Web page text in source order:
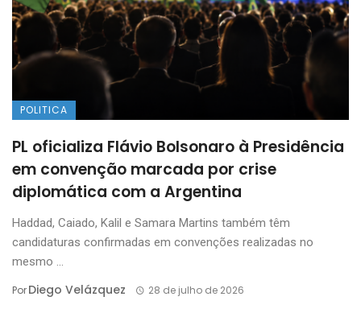
POLITICA
PL oficializa Flávio Bolsonaro à Presidência
em convenção marcada por crise
diplomática com a Argentina
Haddad, Caiado, Kalil e Samara Martins também têm
candidaturas confirmadas em convenções realizadas no
mesmo ...
PorDiego Velázquez 28 de julho de 2026